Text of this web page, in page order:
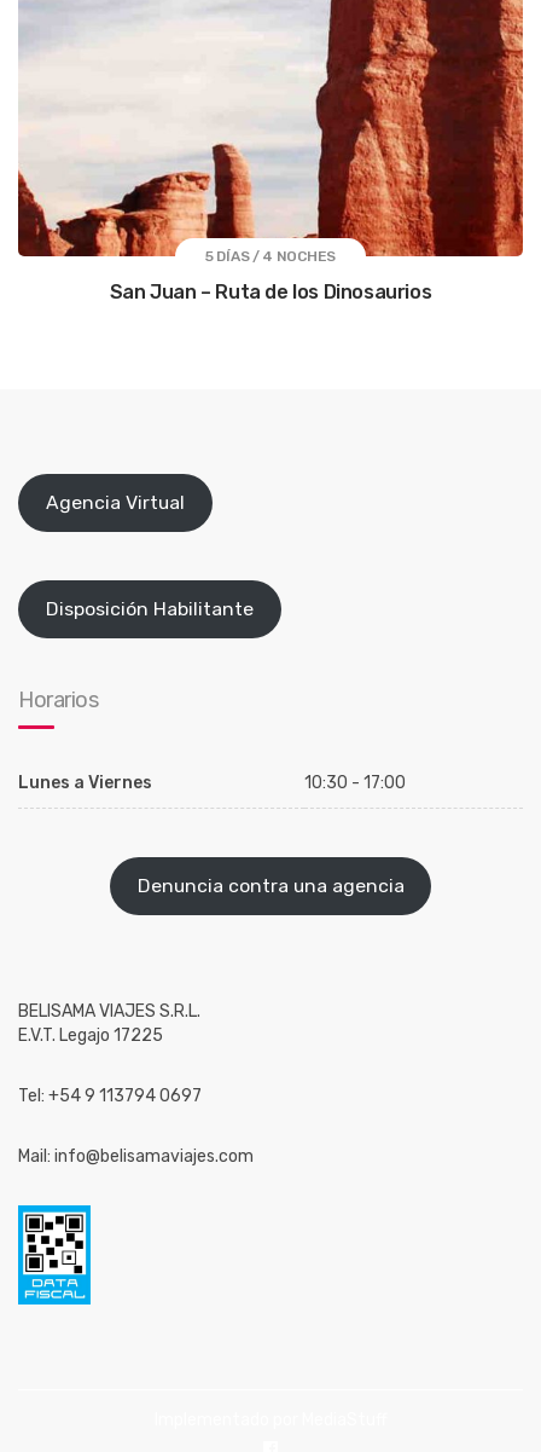
5 DÍAS / 4 NOCHES
San Juan – Ruta de los Dinosaurios
Agencia Virtual
Disposición Habilitante
Horarios
Lunes a Viernes 10:30 - 17:00
Denuncia contra una agencia
BELISAMA VIAJES S.R.L.
E.V.T. Legajo 17225
Tel: +54 9 113794 0697
Mail: info@belisamaviajes.com